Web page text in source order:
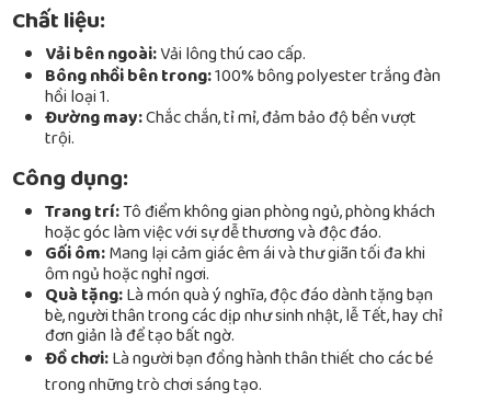
Chất liệu:
Vải bên ngoài:Vải lông thú cao cấp.
Bông nhồi bên trong:100% bông polyester trắng đàn
hồi loại 1.
Đường may:Chắc chắn, tỉ mỉ, đảm bảo độ bền vượt
trội.
Công dụng:
Trang trí:Tô điểm không gian phòng ngủ, phòng khách
hoặc góc làm việc với sự dễ thương và độc đáo.
Gối ôm:Mang lại cảm giác êm ái và thư giãn tối đa khi
ôm ngủ hoặc nghỉ ngơi.
Quà tặng:Là món quà ý nghĩa, độc đáo dành tặng bạn
bè, người thân trong các dịp như sinh nhật, lễ Tết, hay chỉ
đơn giản là để tạo bất ngờ.
Đồ chơi:Là người bạn đồng hành thân thiết cho các bé
trong những trò chơi sáng tạo.